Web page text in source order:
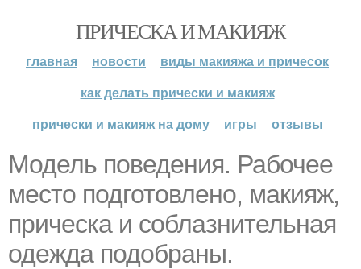
ПРИЧЕСКА И МАКИЯЖ
главная новости
виды макияжа и причесок
как делать прически и макияж
прически и макияж на дому
игры отзывы
Модель поведения. Рабочее
место подготовлено, макияж,
прическа и соблазнительная
одежда подобраны.